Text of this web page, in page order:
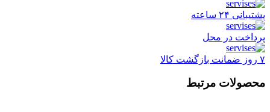
پشتیبانی ۲۴ ساعته
پرداخت در محل
۷ روز ضمانت بازگشت کالا
محصولات مرتبط